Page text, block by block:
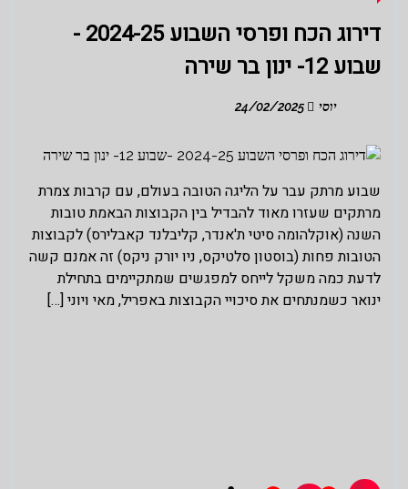
דירוג הכח ופרסי השבוע 2024-25 -
שבוע 12- ינון בר שירה
יוסי
שבוע מרתק עבר על הליגה הטובה בעולם, עם קרבות צמרת
מרתקים שעזרו מאוד להבדיל בין הקבוצות הבאמת טובות
השנה (אוקלהומה סיטי ת'אנדר, קליבלנד קאבלירס) לקבוצות
הטובות פחות (בוסטון סלטיקס, ניו יורק ניקס) זה אמנם קשה
לדעת כמה משקל לייחס למפגשים שמתקיימים בתחילת
ינואר כשמנתחים את סיכויי הקבוצות באפריל, מאי ויוני […]